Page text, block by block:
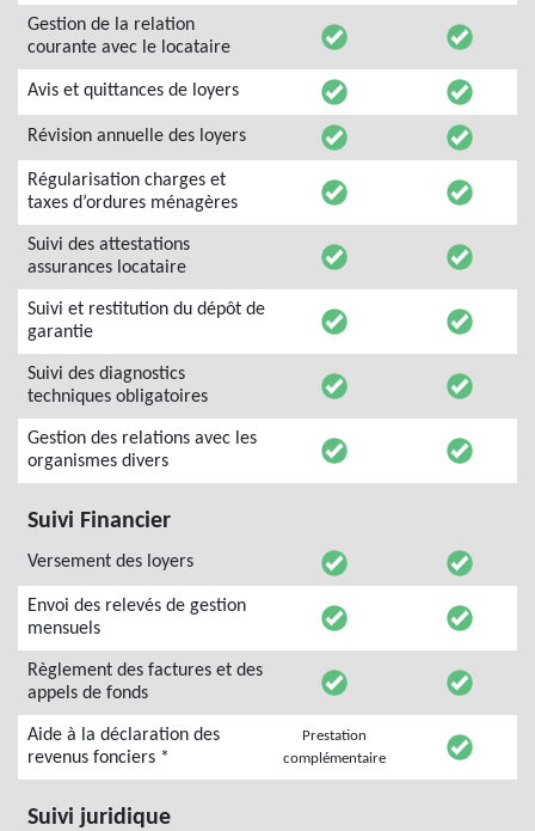
Gestion de la relation
courante avec le locataire
Avis et quittances de loyers
Révision annuelle des loyers
Régularisation charges et
taxes d’ordures ménagères
Suivi des attestations
assurances locataire
Suivi et restitution du dépôt de
garantie
Suivi des diagnostics
techniques obligatoires
Gestion des relations avec les
organismes divers
Suivi Financier
Versement des loyers
Envoi des relevés de gestion
mensuels
Règlement des factures et des
appels de fonds
Aide à la déclaration des
revenus fonciers *
Prestation
complémentaire
Suivi juridique